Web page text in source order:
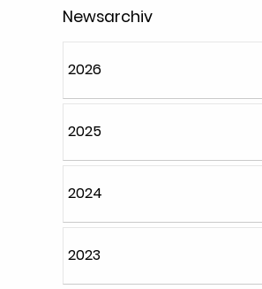
Newsarchiv
2026
2025
2024
2023